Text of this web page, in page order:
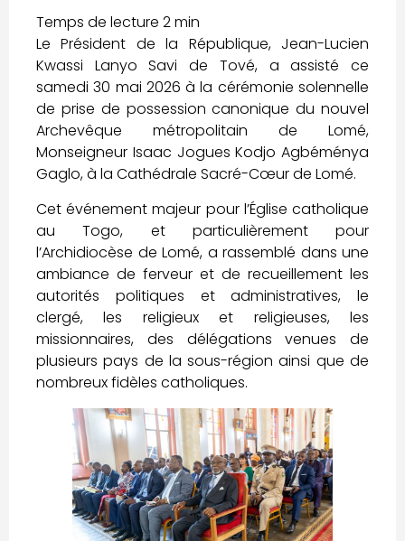
Le Président de la République, Jean-Lucien
Kwassi Lanyo Savi de Tové, a assisté ce
samedi 30 mai 2026 à la cérémonie solennelle
de prise de possession canonique du nouvel
Archevêque métropolitain de Lomé,
Monseigneur Isaac Jogues Kodjo Agbéménya
Gaglo, à la Cathédrale Sacré-Cœur de Lomé.
Cet événement majeur pour l’Église catholique
au Togo, et particulièrement pour
l’Archidiocèse de Lomé, a rassemblé dans une
ambiance de ferveur et de recueillement les
autorités politiques et administratives, le
clergé, les religieux et religieuses, les
missionnaires, des délégations venues de
plusieurs pays de la sous-région ainsi que de
nombreux fidèles catholiques.